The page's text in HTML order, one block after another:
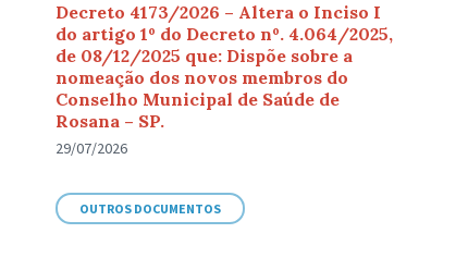
Decreto 4173/2026 – Altera o Inciso I
do artigo 1º do Decreto nº. 4.064/2025,
de 08/12/2025 que: Dispõe sobre a
nomeação dos novos membros do
Conselho Municipal de Saúde de
Rosana – SP.
29/07/2026
OUTROS DOCUMENTOS